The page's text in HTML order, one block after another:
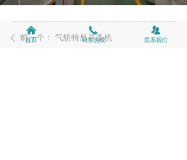
ꄴ 前一个： 气纺特吕并条机
낀
首页
끅
销售热线
뀡
联系我们